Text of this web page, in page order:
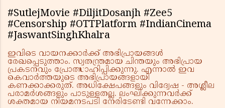
#SutlejMovie #DiljitDosanjh #Zee5
#Censorship #OTTPlatform #IndianCinema
#JaswantSinghKhalra
ഇവിടെ വായനക്കാർക്ക് അഭിപ്രായങ്ങൾ
രേഖപ്പെടുത്താം. സ്വതന്ത്രമായ ചിന്തയും അഭിപ്രായ
പ്രകടനവും പ്രോത്സാഹിപ്പിക്കുന്നു. എന്നാൽ ഇവ
കെവാർത്തയുടെ അഭിപ്രായങ്ങളായി
കണക്കാക്കരുത്. അധിക്ഷേപങ്ങളും വിദ്വേഷ - അശ്ലീല
പരാമർശങ്ങളും പാടുള്ളതല്ല. ലംഘിക്കുന്നവർക്ക്
ശക്തമായ നിയമനടപടി നേരിടേണ്ടി വന്നേക്കാം.